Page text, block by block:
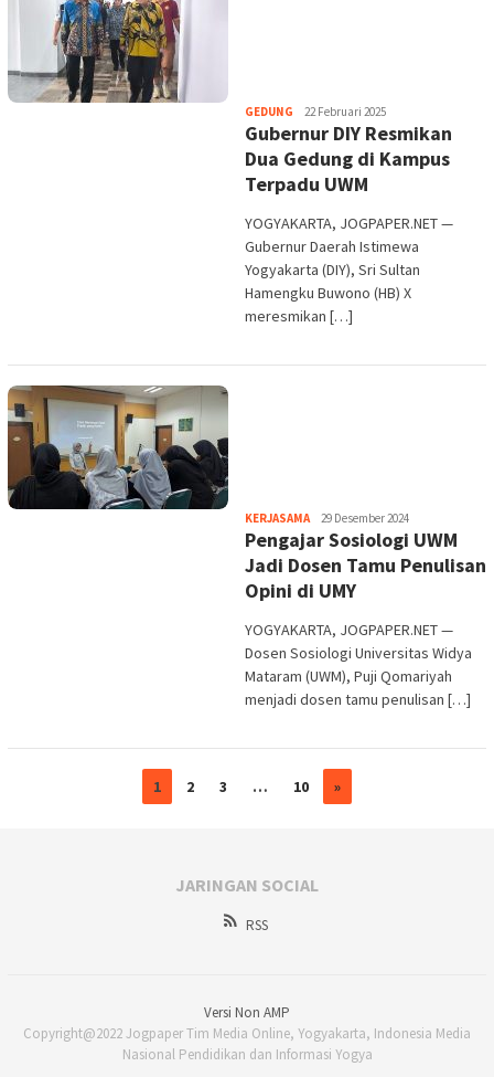
GEDUNG Heri
Purwata
22 Februari 2025
Gubernur DIY Resmikan
Dua Gedung di Kampus
Terpadu UWM
YOGYAKARTA, JOGPAPER.NET —
Gubernur Daerah Istimewa
Yogyakarta (DIY), Sri Sultan
Hamengku Buwono (HB) X
meresmikan […]
KERJASAMAHeri
Purwata
29 Desember 2024
Pengajar Sosiologi UWM
Jadi Dosen Tamu Penulisan
Opini di UMY
YOGYAKARTA, JOGPAPER.NET —
Dosen Sosiologi Universitas Widya
Mataram (UWM), Puji Qomariyah
menjadi dosen tamu penulisan […]
1 2 3 … 10 »
JARINGAN SOCIAL
RSS
Versi Non AMP
Copyright@2022 Jogpaper Tim Media Online, Yogyakarta, Indonesia Media
Nasional Pendidikan dan Informasi Yogya